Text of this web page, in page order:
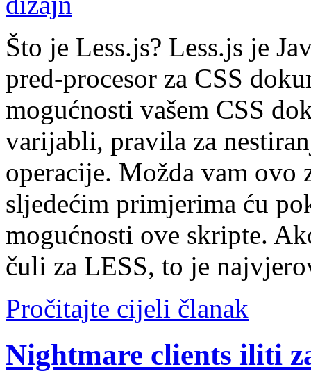
Što je Less.js? Less.js je
pred-procesor za CSS
mogućnosti vašem CSS
varijabli, pravila za
operacije. Možda vam
sljedećim primjerima ću
mogućnosti ove skripte.
čuli za LESS, to je
Pročitajte cijeli članak
Nightmare clients iliti